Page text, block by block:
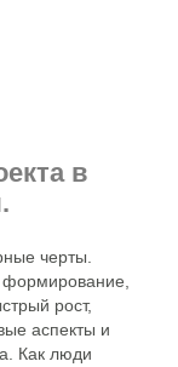
в
черты.
формирование,
рост,
аспекты и
Как люди